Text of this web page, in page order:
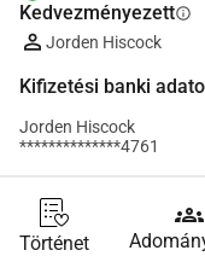
Kedvezményezettinfo
Jorden Hiscock
Kifizetési banki
Jorden Hiscock
**************4761
Történet
groups